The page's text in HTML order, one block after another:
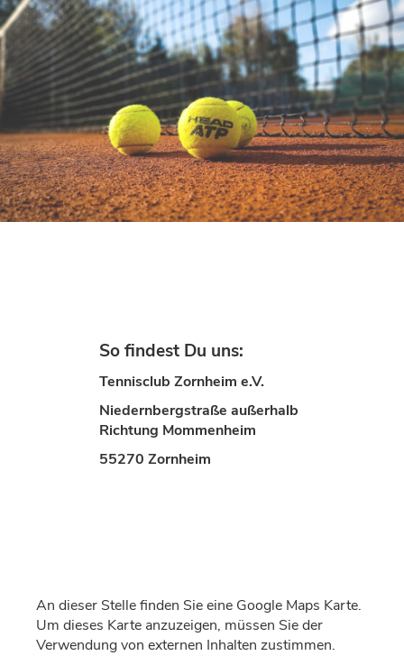
So findest Du uns:
Tennisclub Zornheim e.V.
Niedernbergstraße außerhalb
Richtung Mommenheim
55270 Zornheim
An dieser Stelle finden Sie eine Google Maps Karte.
Um dieses Karte anzuzeigen, müssen Sie der
Verwendung von externen Inhalten zustimmen.